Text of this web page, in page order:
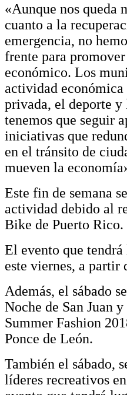
«Aunque nos queda
cuanto a la
emergencia, no
frente para
económico. Los
actividad económica
privada, el deporte y
tenemos que seguir
iniciativas que
en el tránsito de
mueven la
Este fin de semana
actividad debido al
Bike de Puerto Rico.
El evento que
este viernes, a partir
Además, el sábado
Noche de San Juan
Summer Fashion
Ponce de León.
También el sábado,
líderes recreativos